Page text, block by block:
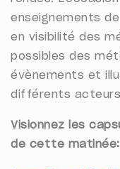
enseignements
en visibilité des
possibles des
évènements et
différents acteurs
Visionnez les
de cette matinée: